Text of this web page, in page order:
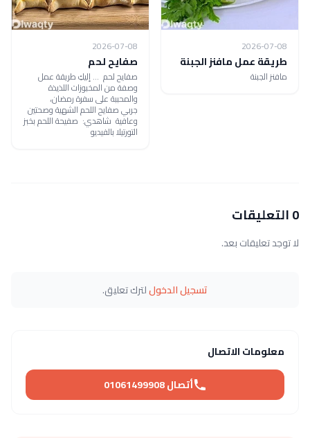
2026-07-08
طريقة عمل مافنز الجبنة
مافنز الجبنة
2026-07-08
صفايح لحم
صفايح لحم ... إليكِ طريقة عمل
وصفة من المخبوزات اللذيذة
والمحببة على سفرة رمضان،
جربي صفايح اللحم الشهية وصحتين
وعافية شاهدي: صفيحة اللحم بخبز
التورتيلا بالفيديو
0 التعليقات
لا توجد تعليقات بعد.
تسجيل الدخوللترك تعليق.
معلومات الاتصال
أتصال 01061499908